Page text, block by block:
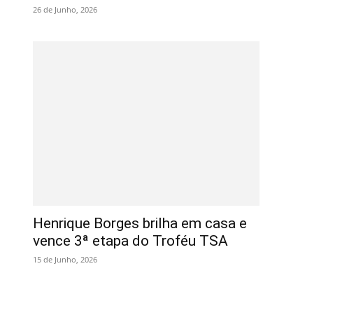
26 de Junho, 2026
Henrique Borges brilha em casa e
vence 3ª etapa do Troféu TSA
15 de Junho, 2026